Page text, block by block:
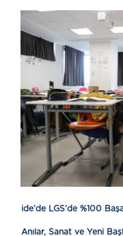
ide’de LGS’de %100
Anılar, Sanat ve Yeni